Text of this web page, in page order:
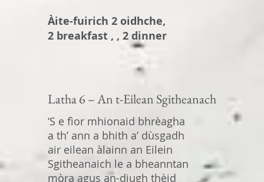
Àite-fuirich 2 oidhche,
2 breakfast , , 2 dinner
Latha 6 – An t-Eilean Sgitheanach
‘S e fìor mhionaid bhrèagha
a th’ ann a bhith a’ dùsgadh
air eilean àlainn an Eilein
Sgitheanaich le a bheanntan
mòra agus an-diugh thèid